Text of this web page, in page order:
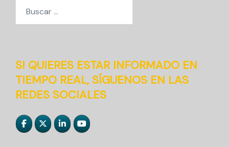
SI QUIERES ESTAR INFORMADO EN
TIEMPO REAL, SÍGUENOS EN LAS
REDES SOCIALES